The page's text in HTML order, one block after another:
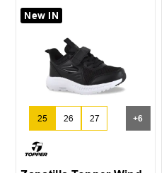
New IN
25 26 27 +6